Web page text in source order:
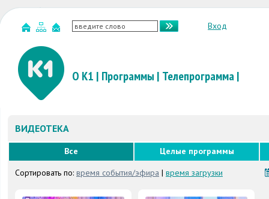
Вход
О К1 | Программы | Телепрограмма|
ВИДЕОТЕКА
Все
Целые программы
Сортировать по: время события/эфира | время загрузки